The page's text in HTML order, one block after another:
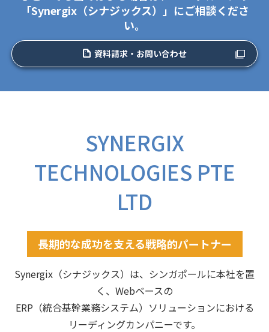
「Synergix（シナジックス）」にご相談くださ
い。
資料請求・お問い合わせ
SYNERGIX
TECHNOLOGIES PTE
LTD
長期的な成功を支える戦略的パートナー
Synergix（シナジックス）は、シンガポールに本社を置
く、Webベースの
ERP（統合基幹業務システム）ソリューションにおける
リーディングカンパニーです。